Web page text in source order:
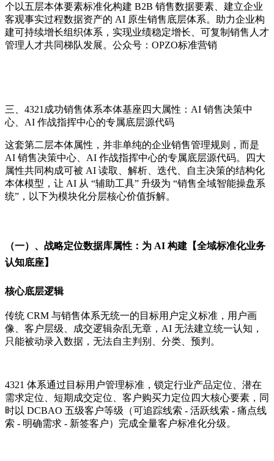
个以五层本体要素标准化构建 B2B 销售数据要素、建立企业
客观事实过程数据资产的 AI 原生销售底层体系。助力企业构
建可持续增长组织体系，实现业绩稳定增长、可复制销售人才
管理人才共同梯队发展。公众号：OPZO标准营销
三、4321成功销售体系本体基座四大属性：AI 销售决策中
心、AI 作战指挥中心的专属底层源代码
这套第二层本体属性，并非单纯的企业销售管理规则，而是
AI 销售决策中心、AI 作战指挥中心的专属底层源代码。四大
属性共同构成可被 AI 读取、解析、迭代、自主决策的结构化
本体模型，让 AI 从 “辅助工具” 升级为 “销售全域智能操盘系
统”，以下为模块化分层核心价值拆解。
（一）、战略定位数据库属性：为 AI 构建【全域标准化业务
认知底座】
核心底层逻辑
传统 CRM 与销售体系无统一的目标用户定义标准，用户画
像、客户层级、成交逻辑杂乱无章，AI 无法建立统一认知，
只能被动录入数据，无法自主判别、分类、预判。
4321 体系通过目标用户管理标准，锁定行业产品定位、潜在
需求定位、短期成交定位、客户购买力定位四大核心要素，同
时以 DCBAO 五级客户等级（可追踪线索 - 活跃线索 - 痛点线
索 - 明确需求 - 新签客户）完成全量客户标准化分级。